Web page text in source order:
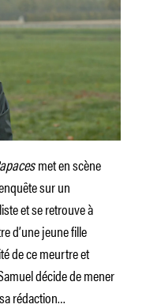
met en scène
sur un
et se retrouve à
d’une jeune fille
de ce meurtre et
décide de mener
rédaction…